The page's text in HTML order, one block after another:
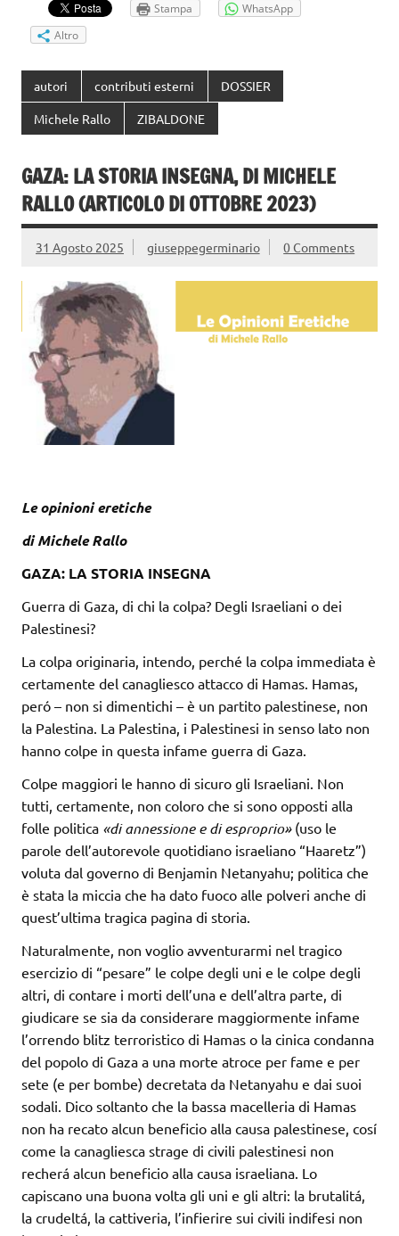
Stampa
WhatsApp
Altro
autori contributi esterni DOSSIER
Michele Rallo ZIBALDONE
GAZA: LA STORIA INSEGNA, DI MICHELE
RALLO (ARTICOLO DI OTTOBRE 2023)
31 Agosto 2025 giuseppegerminario 0 Comments
Le opinioni eretiche
di Michele Rallo
GAZA: LA STORIA INSEGNA
Guerra di Gaza, di chi la colpa? Degli Israeliani o dei
Palestinesi?
La colpa originaria, intendo, perché la colpa immediata è
certamente del canagliesco attacco di Hamas. Hamas,
peró – non si dimentichi – è un partito palestinese, non
la Palestina. La Palestina, i Palestinesi in senso lato non
hanno colpe in questa infame guerra di Gaza.
Colpe maggiori le hanno di sicuro gli Israeliani. Non
tutti, certamente, non coloro che si sono opposti alla
folle politica «di annessione e di esproprio»(uso le
parole dell’autorevole quotidiano israeliano “Haaretz”)
voluta dal governo di Benjamin Netanyahu; politica che
è stata la miccia che ha dato fuoco alle polveri anche di
quest’ultima tragica pagina di storia.
Naturalmente, non voglio avventurarmi nel tragico
esercizio di “pesare” le colpe degli uni e le colpe degli
altri, di contare i morti dell’una e dell’altra parte, di
giudicare se sia da considerare maggiormente infame
l’orrendo blitz terroristico di Hamas o la cinica condanna
del popolo di Gaza a una morte atroce per fame e per
sete (e per bombe) decretata da Netanyahu e dai suoi
sodali. Dico soltanto che la bassa macelleria di Hamas
non ha recato alcun beneficio alla causa palestinese, cosí
come la canagliesca strage di civili palestinesi non
recherá alcun beneficio alla causa israeliana. Lo
capiscano una buona volta gli uni e gli altri: la brutalitá,
la crudeltá, la cattiveria, l’infierire sui civili indifesi non